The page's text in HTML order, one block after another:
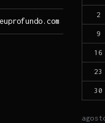
2
9
16
23
30